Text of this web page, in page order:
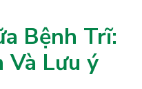
Bệnh Trĩ:
Và Lưu ý